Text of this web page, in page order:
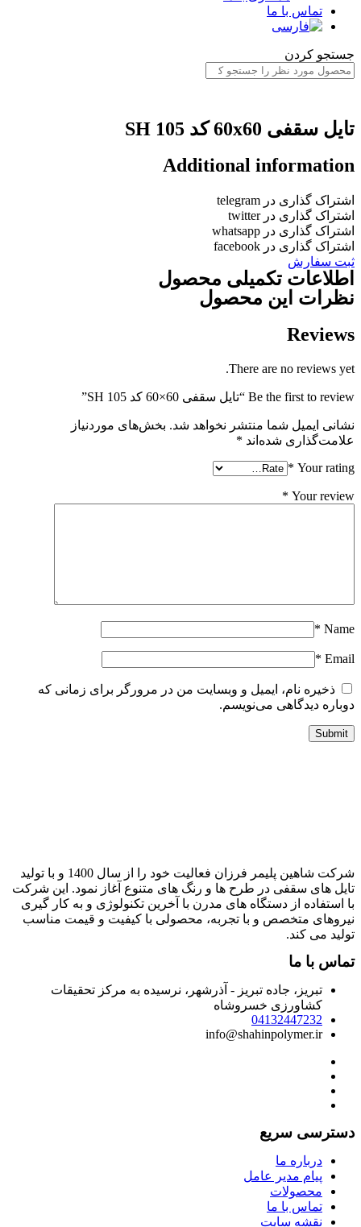
تماس با ما
جستجو کردن
تایل سقفی 60x60 کد SH 105
Additional information
اشتراک گذاری در telegram
اشتراک گذاری در twitter
اشتراک گذاری در whatsapp
اشتراک گذاری در facebook
ثبت سفارش
اطلاعات تکمیلی محصول
نظرات این محصول
Reviews
There are no reviews yet.
Be the first to review “تایل سقفی 60×60 کد SH 105”
نشانی ایمیل شما منتشر نخواهد شد. بخش‌های موردنیاز
علامت‌گذاری شده‌اند*
Your rating
*
Your review
*
Name
*
Email
*
ذخیره نام، ایمیل و وبسایت من در مرورگر برای زمانی که
دوباره دیدگاهی می‌نویسم.
شرکت شاهین پلیمر فرزان فعالیت خود را از سال 1400 و با تولید
تایل های سقفی در طرح ها و رنگ های متنوع آغاز نمود. این شرکت
با استفاده از دستگاه های مدرن با آخرین تکنولوژی و به کار گیری
نیروهای متخصص و با تجربه، محصولی با کیفیت و قیمت مناسب
تولید می کند.
تماس با ما
تبریز، جاده تبریز - آذرشهر، نرسیده به مرکز تحقیقات
کشاورزی خسروشاه
04132447232
info@shahinpolymer.ir
دسترسی سریع
درباره ما
پیام مدیر عامل
محصولات
تماس با ما
نقشه سایت